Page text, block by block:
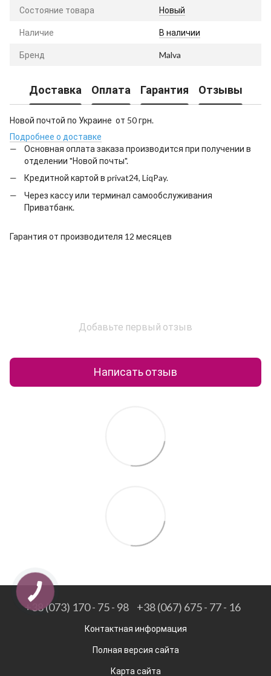
Состояние товара Новый
Наличие В наличии
Бренд Malva
Доставка Оплата Гарантия Отзывы
Новой почтой по Украине от 50 грн.
Подробнее о доставке
Основная оплата заказа производится при получении в
отделении "Новой почты".
Кредитной картой в privat24, LiqPay.
Через кассу или терминал самообслуживания
Приватбанк.
Гарантия от производителя 12 месяцев
Добавьте первый отзыв
Написать отзыв
+38 (073) 170 - 75 - 98 +38 (067) 675 - 77 - 16
Контактная информация
Полная версия сайта
Карта сайта